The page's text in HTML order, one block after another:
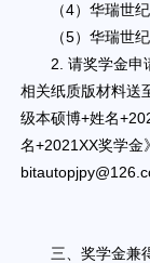
（4）华瑞世纪
（5）华瑞世纪
2. 请奖学金申请
相关纸质版材料送
级本硕博+姓名
名+2021XX奖学金
三、奖学金兼